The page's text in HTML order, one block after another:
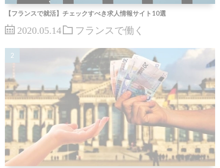
【フランスで就活】チェックすべき求人情報サイト10選
2020.05.14 フランスで働く